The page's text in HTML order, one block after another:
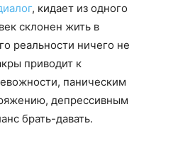
, кидает из одного
склонен жить в
реальности ничего не
приводит к
паническим
депрессивным
брать-давать.